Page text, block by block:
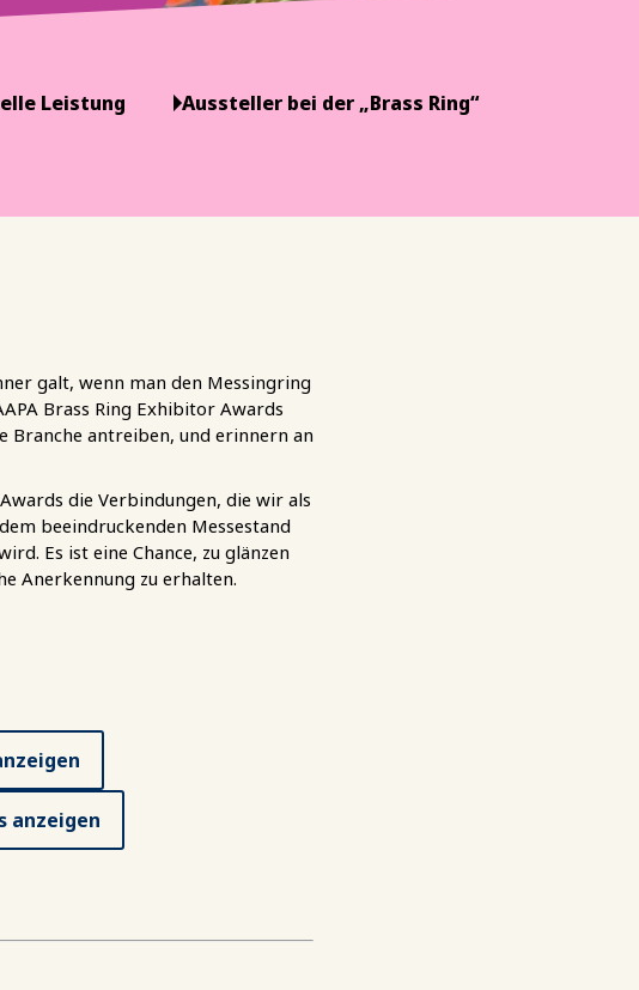
Leistung Aussteller bei der „Brass Ring“
galt, wenn man den Messingring
Brass Ring Exhibitor Awards
Branche antreiben, und erinnern an
die Verbindungen, die wir als
beeindruckenden Messestand
Es ist eine Chance, zu glänzen
Anerkennung zu erhalten.
anzeigen